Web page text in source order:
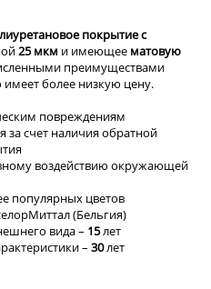
покрытие с
25 мкм и имеющее матовую
преимуществами
более низкую цену.
повреждениям
за счет наличия обратной
воздействию окружающей
популярных цветов
(Бельгия)
вида – 15лет
– 30лет